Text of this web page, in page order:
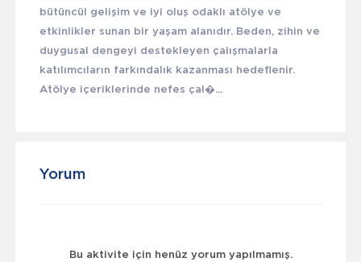
bütüncül gelişim ve iyi oluş odaklı atölye ve
etkinlikler sunan bir yaşam alanıdır. Beden, zihin ve
duygusal dengeyi destekleyen çalışmalarla
katılımcıların farkındalık kazanması hedeflenir.
Atölye içeriklerinde nefes çal�...
Yorum
Bu aktivite için henüz yorum yapılmamış.